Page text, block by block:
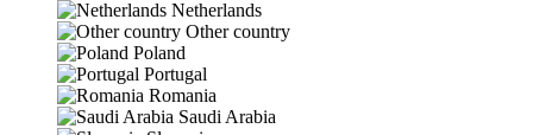
Netherlands
Other country
Poland
Portugal
Romania
Saudi Arabia